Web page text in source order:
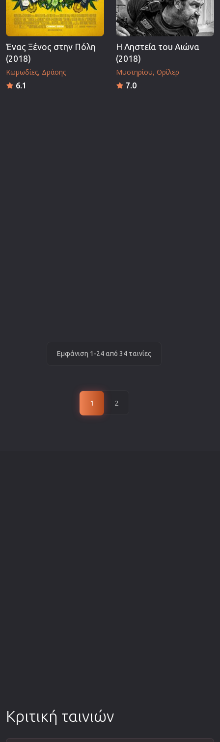
Ένας Ξένος στην Πόλη
(2018)
Κωμωδίες Δράσης
6.1
Η Ληστεία του Αιώνα
(2018)
Μυστηρίου Θρίλερ
7.0
Εμφάνιση 1-24 από 34 ταινίες
1 2
Κριτική ταινιών